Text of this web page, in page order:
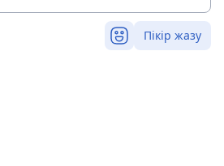
Пікір жазу